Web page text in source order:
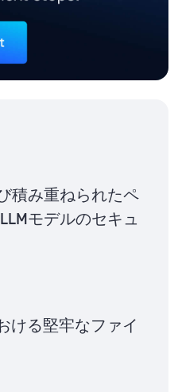
積み重ねられたペ
モデルのセキュ
ける堅牢なファイ